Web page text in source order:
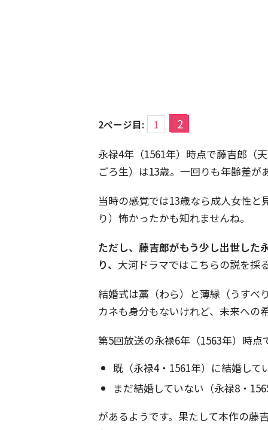
2ページ目: 1 2
永禄4年（1561年）時点で藤吉郎（
ごろ生）は13歳。一回りも年齢差が
当時の感覚では13歳なら成人女性
り）怖かったかも知れませんね。
ただし、藤吉郎がもう少し出世し
り、 大河ドラマではこちらの説を採
結婚式は藁（わら）と薄縁（うすべ
カネも身分もないけれど、未来への
第5回放送の永禄6年（1563年）時
既（永禄4・1561年）に結婚して
まだ結婚していない（永禄8・
があるようです。果たして本作の藤